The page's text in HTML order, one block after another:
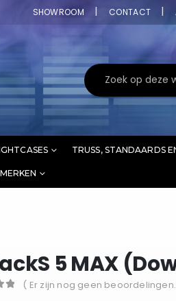
SHOWROOM CONTACT
TRUSS, STANDAARDS
MERKEN
5 MAX
( Er zijn nog geen